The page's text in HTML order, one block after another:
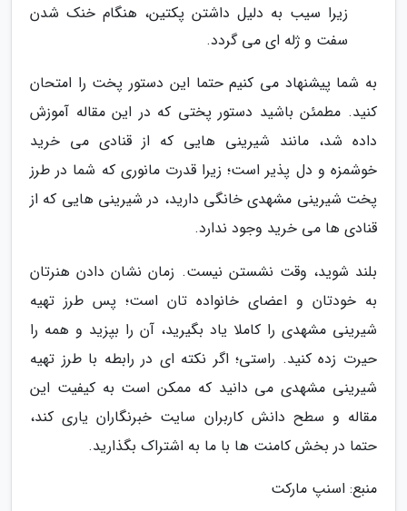
زیرا سیب به دلیل داشتن پکتین، هنگام خنک شدن
سفت و ژله ای می گردد.
به شما پیشنهاد می کنیم حتما این دستور پخت را امتحان
کنید. مطمئن باشید دستور پختی که در این مقاله آموزش
داده شد، مانند شیرینی هایی که از قنادی می خرید
خوشمزه و دل پذیر است؛ زیرا قدرت مانوری که شما در طرز
پخت شیرینی مشهدی خانگی دارید، در شیرینی هایی که از
قنادی ها می خرید وجود ندارد.
بلند شوید، وقت نشستن نیست. زمان نشان دادن هنرتان
به خودتان و اعضای خانواده تان است؛ پس طرز تهیه
شیرینی مشهدی را کاملا یاد بگیرید، آن را بپزید و همه را
حیرت زده کنید. راستی؛ اگر نکته ای در رابطه با طرز تهیه
شیرینی مشهدی می دانید که ممکن است به کیفیت این
مقاله و سطح دانش کاربران سایت خبرنگاران یاری کند،
حتما در بخش کامنت ها با ما به اشتراک بگذارید.
منبع: اسنپ مارکت